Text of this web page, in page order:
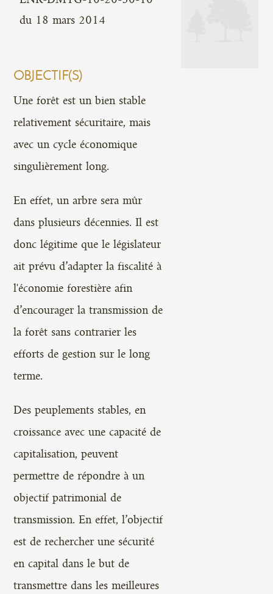
du 18 mars 2014
OBJECTIF(S)
Une forêt est un bien stable
relativement sécuritaire, mais
avec un cycle économique
singulièrement long.
En effet, un arbre sera mûr
dans plusieurs décennies. Il est
donc légitime que le législateur
ait prévu d’adapter la fiscalité à
l'économie forestière afin
d’encourager la transmission de
la forêt sans contrarier les
efforts de gestion sur le long
terme.
Des peuplements stables, en
croissance avec une capacité de
capitalisation, peuvent
permettre de répondre à un
objectif patrimonial de
transmission. En effet, l’objectif
est de rechercher une sécurité
en capital dans le but de
transmettre dans les meilleures